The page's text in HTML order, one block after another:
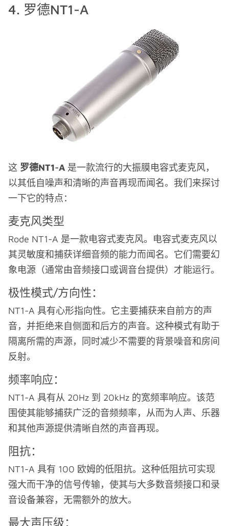
4. 罗德NT1-A
这 罗德NT1-A是一款流行的大振膜电容式麦克风，
以其低自噪声和清晰的声音再现而闻名。我们来探讨
一下它的特点：
麦克风类型
Rode NT1-A 是一款电容式麦克风。电容式麦克风以
其灵敏度和捕获详细音频的能力而闻名。它们需要幻
象电源（通常由音频接口或调音台提供）才能运行。
极性模式/方向性：
NT1-A 具有心形指向性。它主要捕获来自前方的声
音，并拒绝来自侧面和后方的声音。这种模式有助于
隔离所需的声源，同时减少不需要的背景噪音和房间
反射。
频率响应：
NT1-A 具有从 20Hz 到 20kHz 的宽频率响应。该范
围使其能够捕获广泛的音频频率，从而为人声、乐器
和其他声源提供清晰自然的声音再现。
阻抗：
NT1-A 具有 100 欧姆的低阻抗。这种低阻抗可实现
强大而干净的信号传输，使其与大多数音频接口和录
音设备兼容，无需额外的放大。
最大声压级：